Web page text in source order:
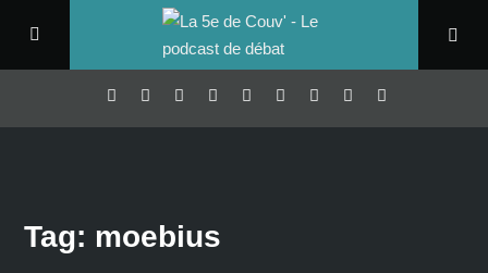
Tag: moebius